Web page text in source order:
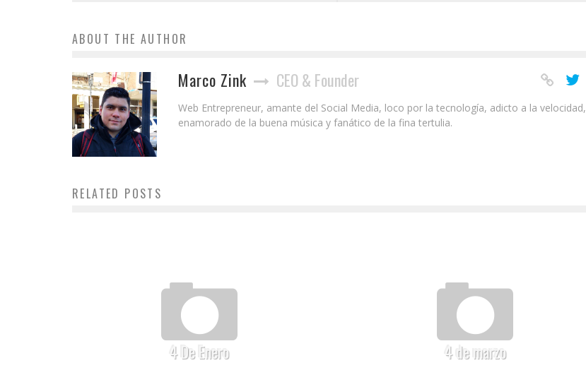
ABOUT THE AUTHOR
Marco Zink CEO & Founder
Web Entrepreneur, amante del Social Media, loco por la tecnología, adicto a la velocidad,
enamorado de la buena música y fanático de la fina tertulia.
RELATED POSTS
4 De Enero 4 de marzo